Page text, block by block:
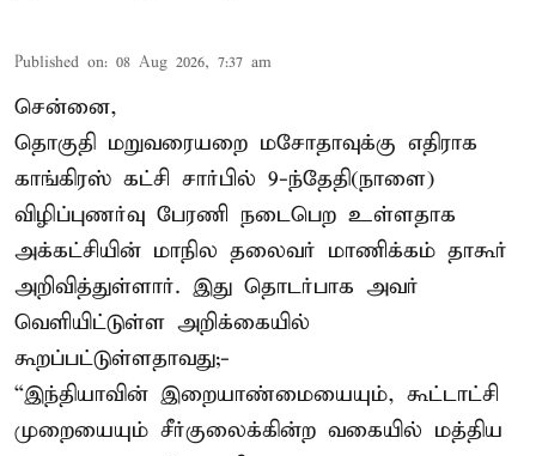
Published on: 08 Aug 2026, 7:37 am
சென்னை,
தொகுதி மறுவரையறை மசோதாவுக்கு எதிராக
காங்கிரஸ் கட்சி சார்பில் 9-ந்தேதி(நாளை)
விழிப்புணர்வு பேரணி நடைபெற உள்ளதாக
அக்கட்சியின் மாநில தலைவர் மாணிக்கம் தாகூர்
அறிவித்துள்ளார். இது தொடர்பாக அவர்
வெளியிட்டுள்ள அறிக்கையில்
கூறப்பட்டுள்ளதாவது;-
“இந்தியாவின் இறையாண்மையையும், கூட்டாட்சி
முறையையும் சீர்குலைக்கின்ற வகையில் மத்திய